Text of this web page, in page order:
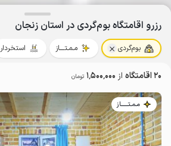
رزرو اقامتگاه بوم‌گردی در استان زنجان
بوم‌گردی مـمـتــــاز استخردار
20 اقامتگاه از 1٬500٬000 تومان
مـمـتــــــاز